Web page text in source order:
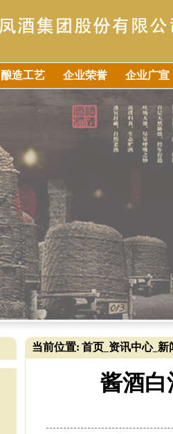
酿造工艺 企业荣誉 企业广宣
当前位置: 首页 资讯中心_ 新
酱酒白